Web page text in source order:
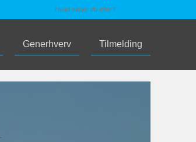
Generhverv Tilmelding